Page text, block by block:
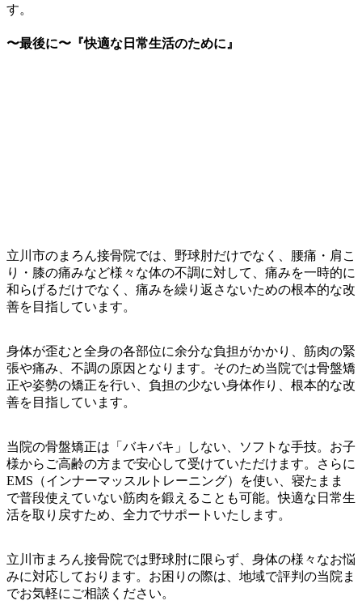
す。
​〜最後に〜『快適な日常生活のために』
​立川市のまろん接骨院では、野球肘だけでなく、腰痛・肩こ
り・膝の痛みなど様々な体の不調に対して、痛みを一時的に
和らげるだけでなく、痛みを繰り返さないための根本的な改
善を目指しています。
身体が歪むと全身の各部位に余分な負担がかかり、筋肉の緊
張や痛み、不調の原因となります。そのため当院では骨盤矯
正や姿勢の矯正を行い、負担の少ない身体作り、根本的な改
善を目指しています。
当院の骨盤矯正は「バキバキ」しない、ソフトな手技。お子
様からご高齢の方まで安心して受けていただけます。さらに
EMS（インナーマッスルトレーニング）を使い、寝たまま
で普段使えていない筋肉を鍛えることも可能。快適な日常生
活を取り戻すため、全力でサポートいたします。
立川市まろん接骨院では野球肘に限らず、身体の様々なお悩
みに対応しております。お困りの際は、地域で評判の当院ま
でお気軽にご相談ください。